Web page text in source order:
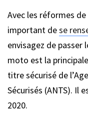
Avec les réformes
important dese
envisagez de passer
moto est la
titre sécurisé de
Sécurisés (ANTS). Il
2020.